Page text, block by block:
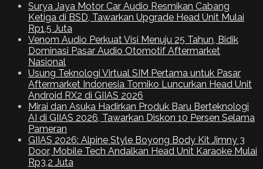
Surya Jaya Motor Car Audio Resmikan Cabang
Ketiga di BSD, Tawarkan Upgrade Head Unit Mulai
Rp1,5 Juta
Venom Audio Perkuat Visi Menuju 25 Tahun, Bidik
Dominasi Pasar Audio Otomotif Aftermarket
Nasional
Usung Teknologi Virtual SIM Pertama untuk Pasar
Aftermarket Indonesia Tomiko Luncurkan Head Unit
Android RX2 di GIIAS 2026
Mirai dan Asuka Hadirkan Produk Baru Berteknologi
AI di GIIAS 2026, Tawarkan Diskon 10 Persen Selama
Pameran
GIIAS 2026: Alpine Style Boyong Body Kit Jimny 3
Door, Mobile Tech Andalkan Head Unit Karaoke Mulai
Rp3,2 Juta